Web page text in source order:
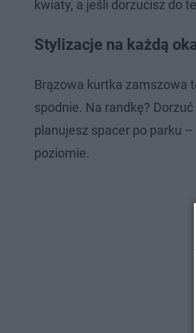
kwiaty, a jeśli dorzucisz do
Stylizacje na każdą
Brązowa kurtka zamszowa
spodnie. Na randkę?
planujesz spacer po parku
poziomie.